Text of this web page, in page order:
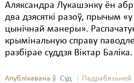
Аляксандра Лукашэнку ён
два дзясяткі разоў, прычым «у
цынічнай манеры».
крымінальную справу
разбірае суддзя Віктар Баліка.
Апублікавана ў Суд Падрабязьней